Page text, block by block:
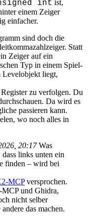
int ist,
einem Zeiger
einfacher.
sind doch die
Statt
Zeiger auf ein
Typ in einem Spiel-
Levelobjekt liegt,
zu verfolgen. Du
Da wird es
passieren kann.
wo noch alles in
20:17Was
links unten ein
finden – wird bei
MCPversprochen.
und Ghidra,
nicht selber
das machen.